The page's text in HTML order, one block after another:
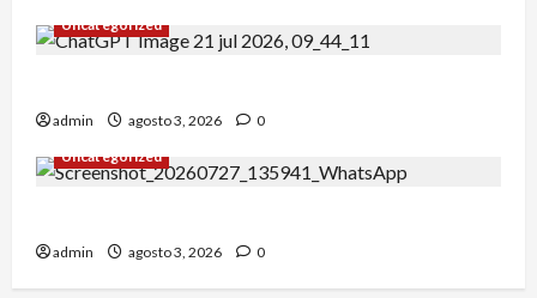
Uncategorized
admin agosto 3, 2026
0
Uncategorized
admin agosto 3, 2026 0